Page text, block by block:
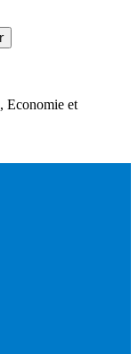
Economie et